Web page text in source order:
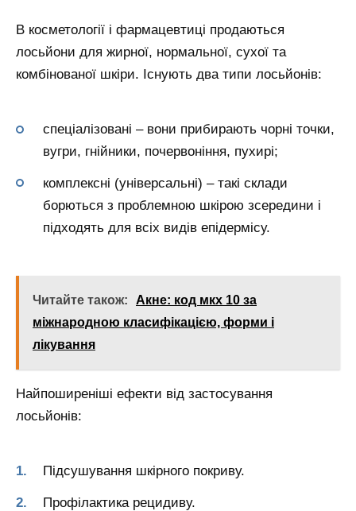
В косметології і фармацевтиці продаються
лосьйони для жирної, нормальної, сухої та
комбінованої шкіри. Існують два типи лосьйонів:
спеціалізовані – вони прибирають чорні точки,
вугри, гнійники, почервоніння, пухирі;
комплексні (універсальні) – такі склади
борються з проблемною шкірою зсередини і
підходять для всіх видів епідермісу.
Читайте також:
Акне: код мкх 10 за
міжнародною класифікацією, форми і
лікування
Найпоширеніші ефекти від застосування
лосьйонів:
Підсушування шкірного покриву.
Профілактика рецидиву.